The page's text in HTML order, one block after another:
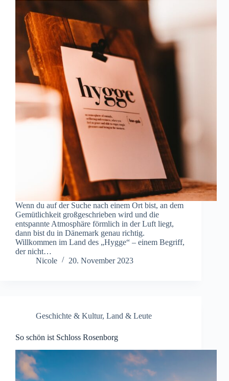
Wenn du auf der Suche nach einem Ort bist, an dem
Gemütlichkeit großgeschrieben wird und die
entspannte Atmosphäre förmlich in der Luft liegt,
dann bist du in Dänemark genau richtig.
Willkommen im Land des „Hygge“ – einem Begriff,
der nicht…
Nicole
20. November 2023
Geschichte & Kultur, Land & Leute
So schön ist Schloss Rosenborg